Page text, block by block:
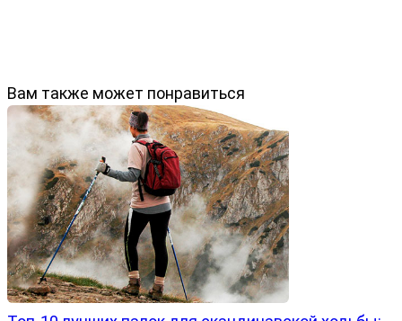
Вам также может понравиться